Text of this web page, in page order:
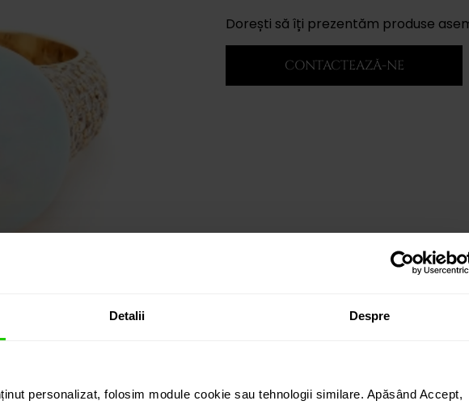
Detalii Despre
personalizat, folosim module cookie sau tehnologii similare. Apăsând Accept,
Dorești să îți prezentăm produse
CONTACTEAZĂ-NE